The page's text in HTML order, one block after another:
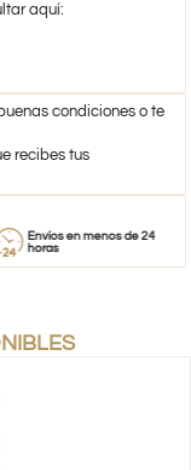
aquí:
condiciones o te
recibes tus
Envíos en menos de 24
horas